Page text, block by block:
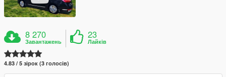
8 270
Завантажень
23
Лайків
4.83 / 5 зірок (3 голосів)